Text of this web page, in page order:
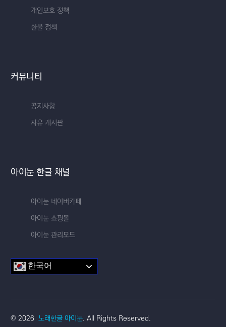
개인보호 정책
환불 정책
커뮤니티
공지사항
자유 게시판
아이눈 한글 채널
아이눈 네이버카페
아이눈 쇼핑몰
아이눈 관리모드
한국어
© 2026노래한글 아이눈. All Rights Reserved.